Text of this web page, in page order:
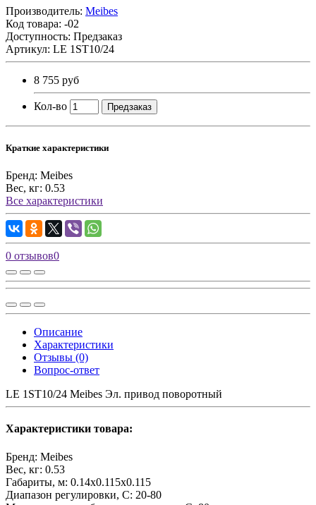
Производитель: Meibes
Код товара: -02
Доступность: Предзаказ
Артикул: LE 1ST10/24
8 755 руб
Кол-во Предзаказ
Краткие характеристики
Бренд: Meibes
Вес, кг: 0.53
Все характеристики
0 отзывов0
Описание
Характеристики
Отзывы (0)
Вопрос-ответ
LE 1ST10/24 Meibes Эл. привод поворотный
Характеристики товара:
Бренд: Meibes
Вес, кг: 0.53
Габариты, м: 0.14x0.115x0.115
Диапазон регулировки, С: 20-80